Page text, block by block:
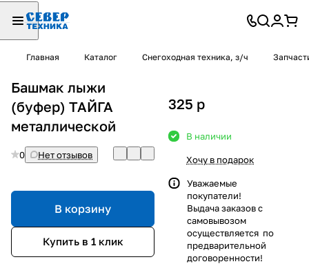
Главная Каталог Снегоходная техника, з/ч
Башмак лыжи
(буфер) ТАЙГА
металлической
0 Нет отзывов
В корзину
Купить в 1 клик
325 p
В наличии
Хочу в подарок
Уважаемые
покупатели!
Выдача заказов с
самовывозом
осуществляется по
предварительной
договоренности!